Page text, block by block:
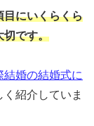
目にいくらくら
切です。
結婚の結婚式に
紹介していま